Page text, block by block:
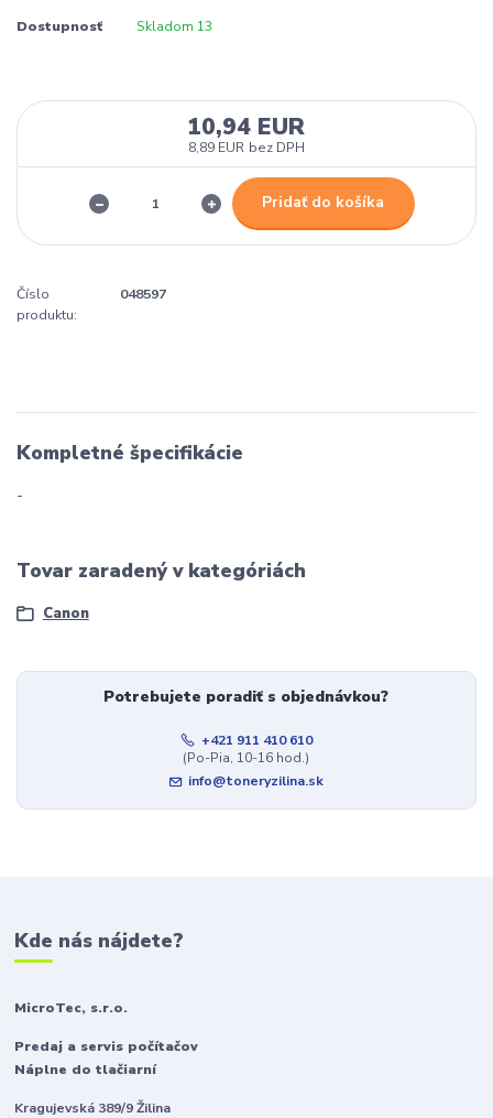
Dostupnosť Skladom 13
10,94 EUR
8,89 EUR bez DPH
Pridať do košíka
Číslo
produktu:
048597
Kompletné špecifikácie
-
Tovar zaradený v kategóriách
Canon
Potrebujete poradiť s objednávkou?
+421 911 410 610
(Po-Pia, 10-16 hod.)
info@toneryzilina.sk
Kde nás nájdete?
MicroTec, s.r.o.
Predaj a servis počítačov
Náplne do tlačiarní
Kragujevská 389/9 Žilina